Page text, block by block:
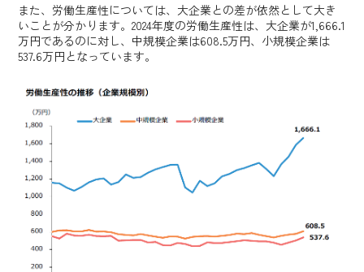
また、労働生産性については、大企業との差が依然として大き
いことが分かります。2024年度の労働生産性は、大企業が1,666.1
万円であるのに対し、中規模企業は608.5万円、小規模企業は
537.6万円となっています。